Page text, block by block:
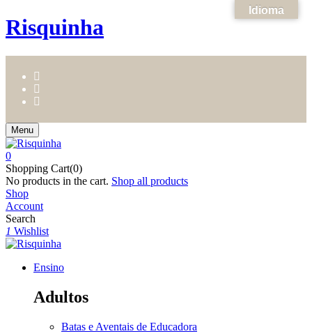
Risquinha
Menu
0
Shopping Cart(0)
No products in the cart. Shop all products
Shop
Account
Search
1 Wishlist
Ensino
Adultos
Batas e Aventais de Educadora
Idioma